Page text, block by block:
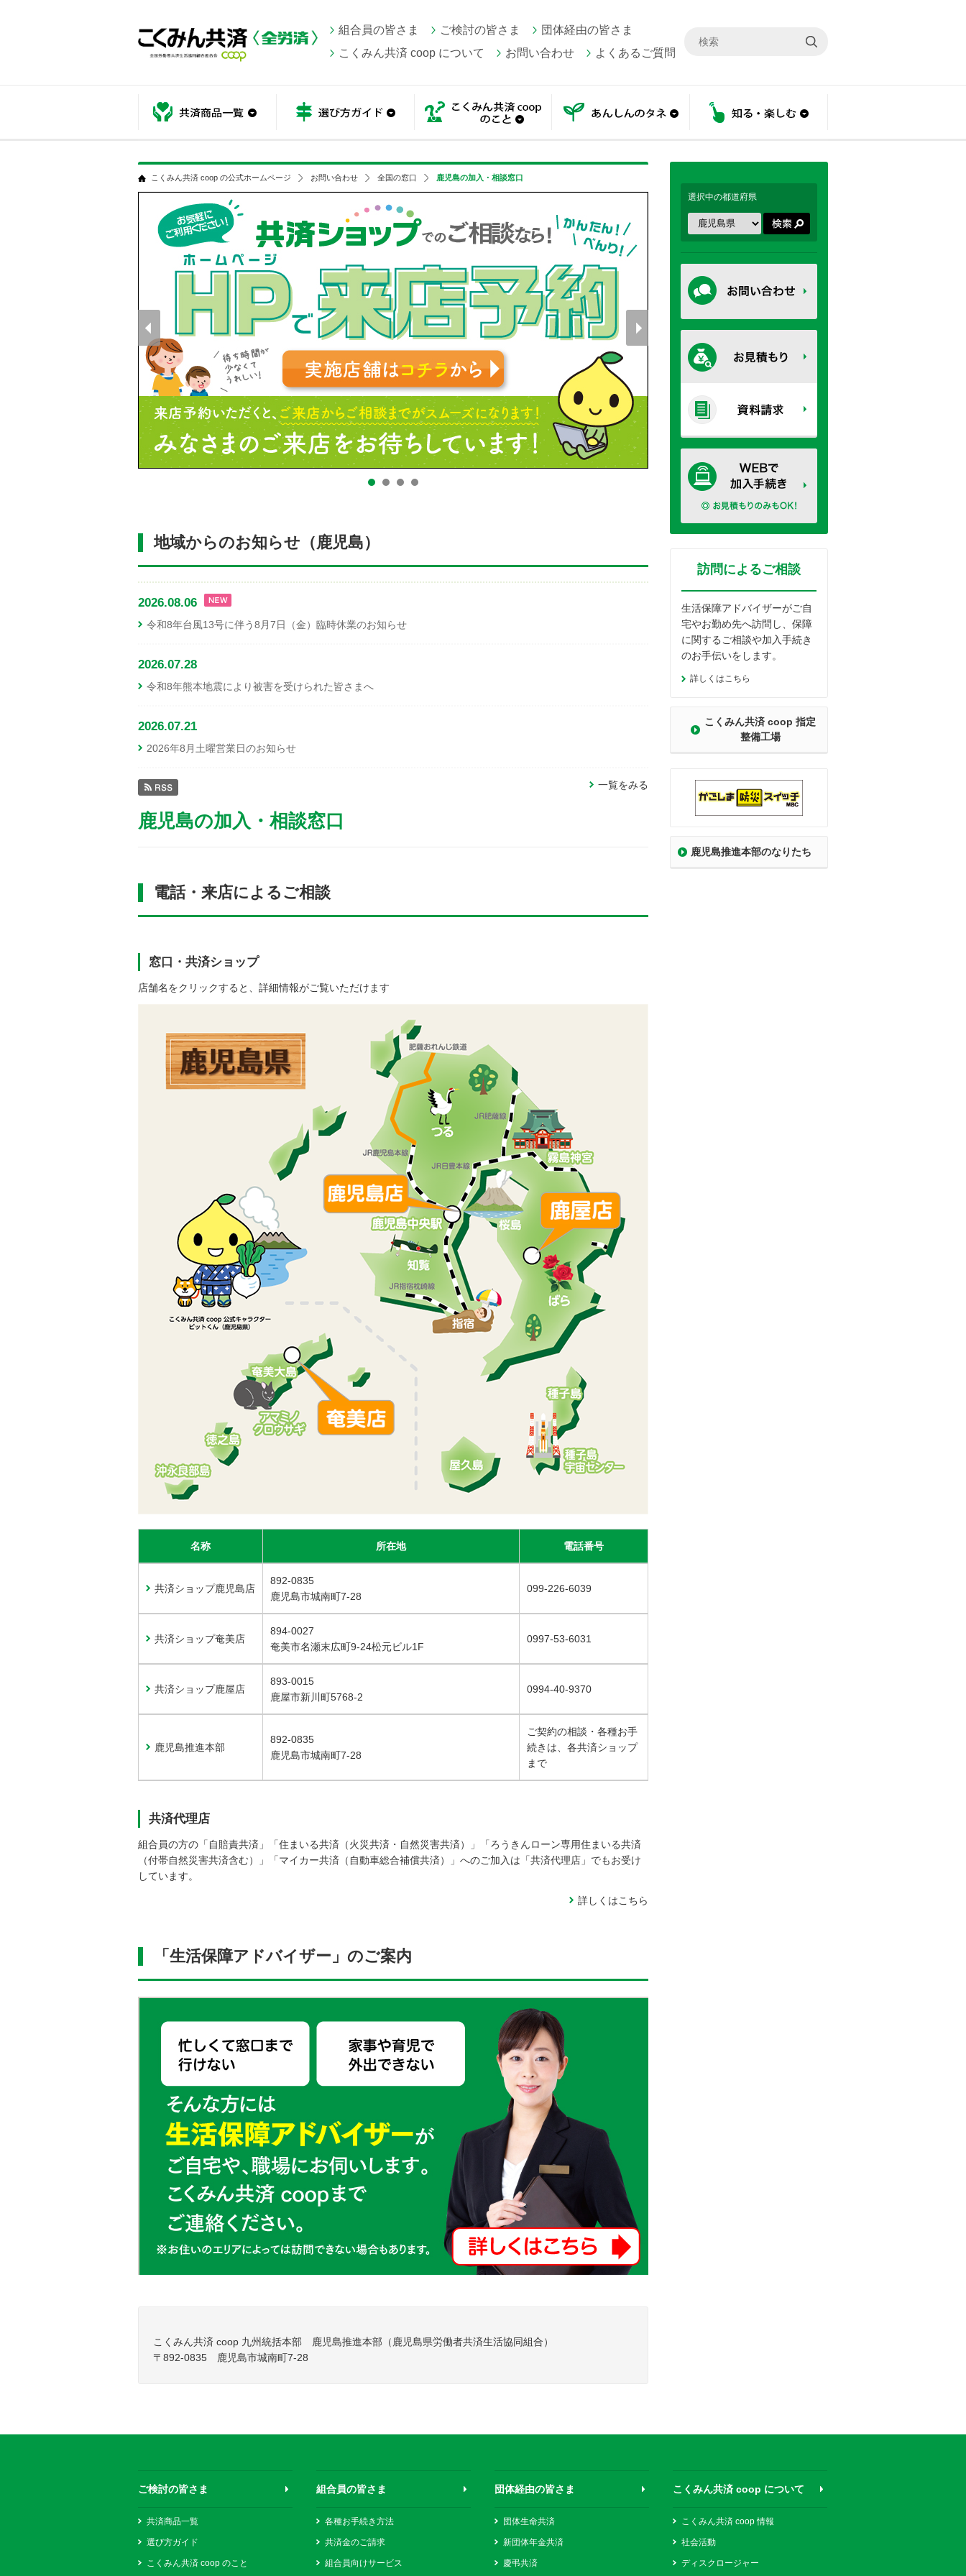
組合員の皆さま ご検討の皆さま
団体経由の皆さま
こくみん共済 coop について
お問い合わせ よくあるご質問
選択中の都道府県
訪問によるご相談
生活保障アドバイザーがご自
宅やお勤め先へ訪問し、保障
に関するご相談や加入手続き
のお手伝いをします。
詳しくはこちら
こくみん共済 coop 指定
整備工場
鹿児島推進本部のなりたち
こくみん共済 coop の公式ホームページ お問い合わせ 全国の窓口 鹿児島の加入・相談窓口
地域からのお知らせ（鹿児島）
2026.08.06
令和8年台風13号に伴う8月7日（金）臨時休業のお知らせ
2026.07.28
令和8年熊本地震により被害を受けられた皆さまへ
2026.07.21
2026年8月土曜営業日のお知らせ
一覧をみる
鹿児島の加入・相談窓口
電話・来店によるご相談
窓口・共済ショップ
店舗名をクリックすると、詳細情報がご覧いただけます
名称 所在地 電話番号
共済ショップ鹿児島店
892-0835
鹿児島市城南町7-28
099-226-6039
共済ショップ奄美店
894-0027
奄美市名瀬末広町9-24松元ビル1F
0997-53-6031
共済ショップ鹿屋店
893-0015
鹿屋市新川町5768-2
0994-40-9370
鹿児島推進本部
892-0835
鹿児島市城南町7-28
ご契約の相談・各種お手
続きは、各共済ショップ
まで
共済代理店
組合員の方の「自賠責共済」「住まいる共済（火災共済・自然災害共済）」「ろうきんローン専用住まいる共済
（付帯自然災害共済含む）」「マイカー共済（自動車総合補償共済）」へのご加入は「共済代理店」でもお受け
しています。
詳しくはこちら
「生活保障アドバイザー」のご案内
こくみん共済 coop 九州統括本部 鹿児島推進本部（鹿児島県労働者共済生活協同組合）
〒892-0835 鹿児島市城南町7-28
ご検討の皆さま
共済商品一覧
選び方ガイド
こくみん共済 coop のこと
組合員の皆さま
各種お手続き方法
共済金のご請求
組合員向けサービス
団体経由の皆さま
団体生命共済
新団体年金共済
慶弔共済
こくみん共済 coop について
こくみん共済 coop 情報
社会活動
ディスクロージャー